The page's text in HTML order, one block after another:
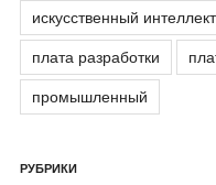
искусственный интеллект
плата разработки
промышленный
РУБРИКИ